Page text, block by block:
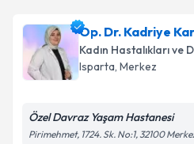
Op. Dr. Kadriye
Kadın Hastalıkları ve
Isparta, Merkez
Özel Davraz Yaşam Hastanesi
Pirimehmet, 1724. Sk. No:1, 32100